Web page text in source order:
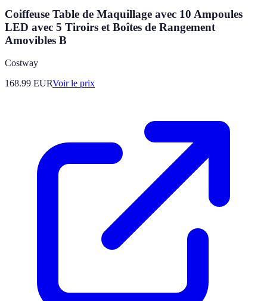
Coiffeuse Table de Maquillage avec 10 Ampoules
LED avec 5 Tiroirs et Boîtes de Rangement
Amovibles B
Costway
168.99 EURVoir le prix